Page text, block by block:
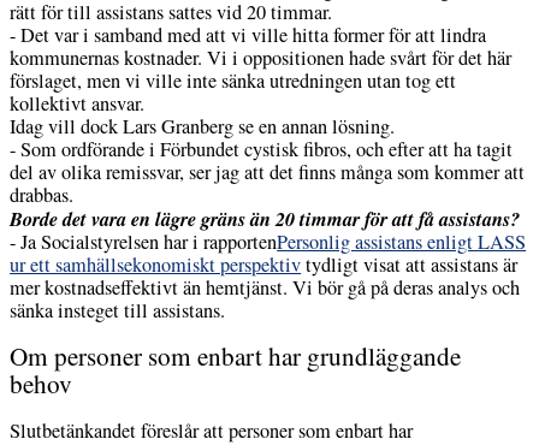
rätt för till assistans sattes vid 20 timmar.
- Det var i samband med att vi ville hitta former för att lindra
kommunernas kostnader. Vi i oppositionen hade svårt för det här
förslaget, men vi ville inte sänka utredningen utan tog ett
kollektivt ansvar.
Idag vill dock Lars Granberg se en annan lösning.
- Som ordförande i Förbundet cystisk fibros, och efter att ha tagit
del av olika remissvar, ser jag att det finns många som kommer att
drabbas.
Borde det vara en lägre gräns än 20 timmar för att få assistans?
- Ja Socialstyrelsen har i rapportenPersonlig assistans enligt LASS
ur ett samhällsekonomiskt perspektivtydligt visat att assistans är
mer kostnadseffektivt än hemtjänst. Vi bör gå på deras analys och
sänka insteget till assistans.
Om personer som enbart har grundläggande
behov
Slutbetänkandet föreslår att personer som enbart har